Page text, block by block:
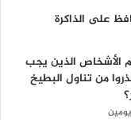
على الذاكرة
الأشخاص الذين يجب
من تناول البطيخ